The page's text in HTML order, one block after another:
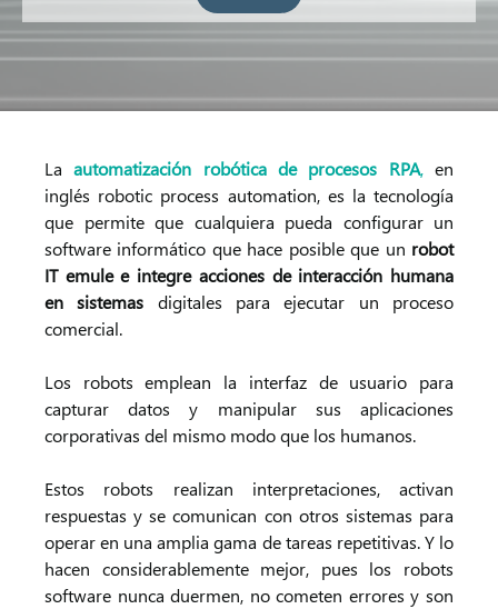
Laautomatización robótica de procesos RPA,en
inglés robotic process automation, es la tecnología
que permite que cualquiera pueda configurar un
software informático que hace posible que un robot
IT emule e integre acciones de interacción humana
en sistemas digitales para ejecutar un proceso
comercial.
Los robots emplean la interfaz de usuario para
capturar datos y manipular sus aplicaciones
corporativas del mismo modo que los humanos.
Estos robots realizan interpretaciones, activan
respuestas y se comunican con otros sistemas para
operar en una amplia gama de tareas repetitivas. Y lo
hacen considerablemente mejor, pues los robots
software nunca duermen, no cometen errores y son